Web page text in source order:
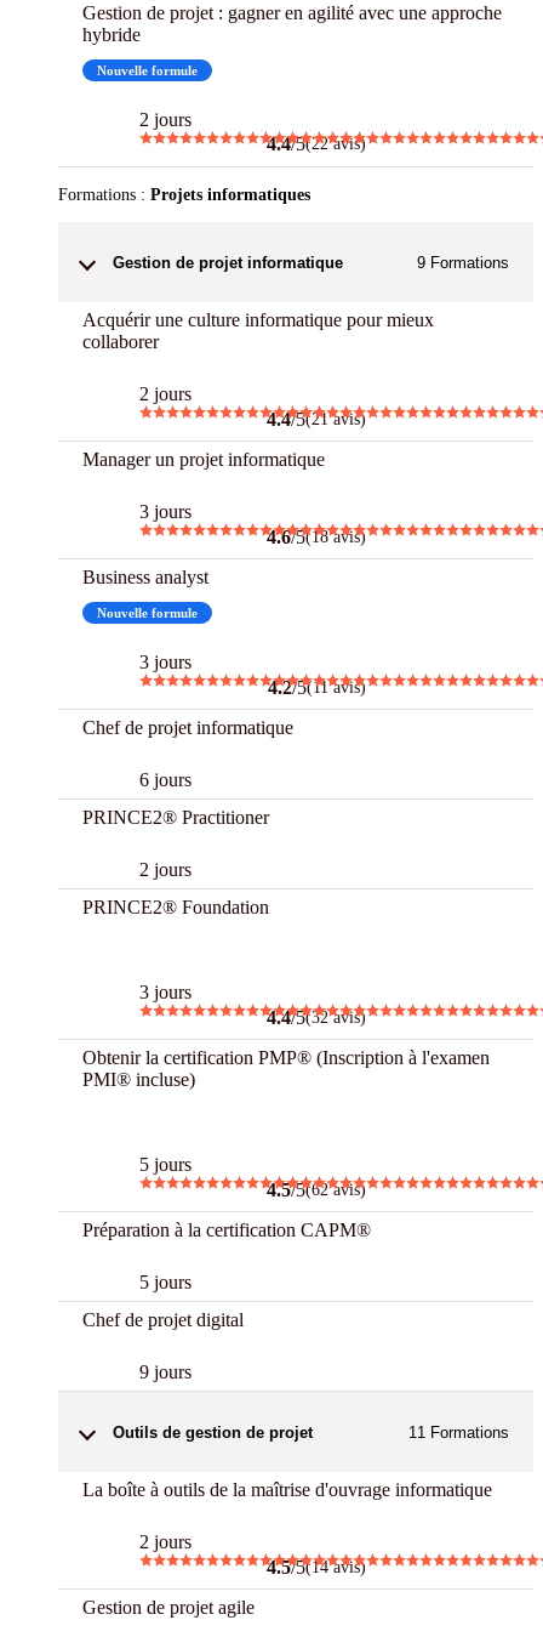
Gestion de projet : gagner en agilité avec une approche
hybride
Nouvelle formule
2 jours
4.4/5(22 avis)
Formations : Projets informatiques
Gestion de projet informatique 9 Formations
Acquérir une culture informatique pour mieux
collaborer
2 jours
4.4/5(21 avis)
Manager un projet informatique
3 jours
4.6/5(18 avis)
Business analyst
Nouvelle formule
3 jours
4.2/5(11 avis)
Chef de projet informatique
6 jours
PRINCE2® Practitioner
2 jours
PRINCE2® Foundation
3 jours
4.4/5(32 avis)
Obtenir la certification PMP® (Inscription à l'examen
PMI® incluse)
5 jours
4.5/5(62 avis)
Préparation à la certification CAPM®
5 jours
Chef de projet digital
9 jours
Outils de gestion de projet 11 Formations
La boîte à outils de la maîtrise d'ouvrage informatique
2 jours
4.5/5(14 avis)
Gestion de projet agile